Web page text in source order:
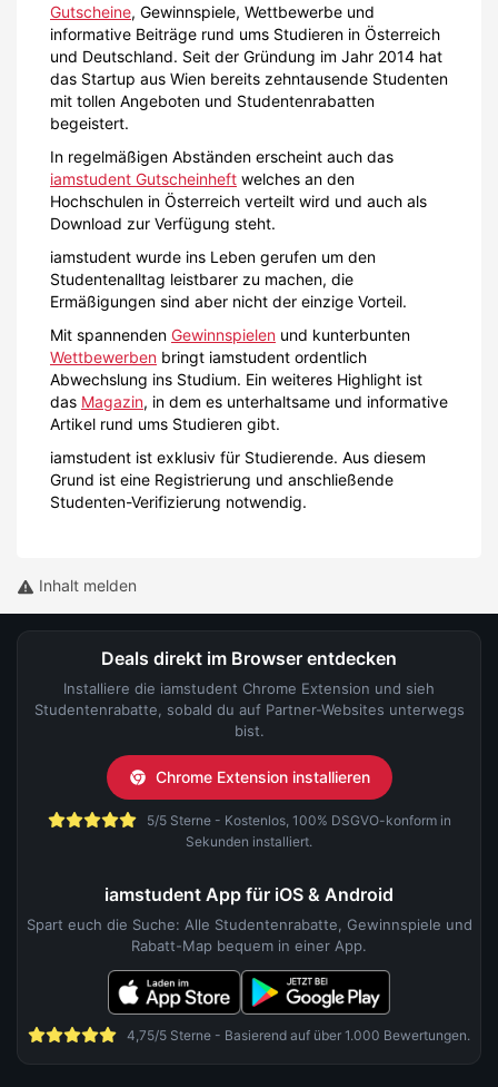
Gutscheine, Gewinnspiele, Wettbewerbe und
informative Beiträge rund ums Studieren in Österreich
und Deutschland. Seit der Gründung im Jahr 2014 hat
das Startup aus Wien bereits zehntausende Studenten
mit tollen Angeboten und Studentenrabatten
begeistert.
In regelmäßigen Abständen erscheint auch das
iamstudent Gutscheinheft welches an den
Hochschulen in Österreich verteilt wird und auch als
Download zur Verfügung steht.
iamstudent wurde ins Leben gerufen um den
Studentenalltag leistbarer zu machen, die
Ermäßigungen sind aber nicht der einzige Vorteil.
Mit spannenden Gewinnspielen und kunterbunten
Wettbewerben bringt iamstudent ordentlich
Abwechslung ins Studium. Ein weiteres Highlight ist
das Magazin, in dem es unterhaltsame und informative
Artikel rund ums Studieren gibt.
iamstudent ist exklusiv für Studierende. Aus diesem
Grund ist eine Registrierung und anschließende
Studenten-Verifizierung notwendig.
Inhalt melden
Deals direkt im Browser entdecken
Installiere die iamstudent Chrome Extension und sieh
Studentenrabatte, sobald du auf Partner-Websites unterwegs
bist.
Chrome Extension installieren
5/5 Sterne - Kostenlos, 100% DSGVO-konform in
Sekunden installiert.
iamstudent App für iOS & Android
Spart euch die Suche: Alle Studentenrabatte, Gewinnspiele und
Rabatt-Map bequem in einer App.
4,75/5 Sterne - Basierend auf über 1.000 Bewertungen.